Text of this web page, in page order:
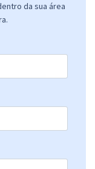
de Ambulância
da sua área